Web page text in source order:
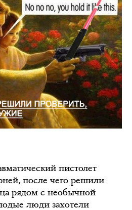
пистолет
после чего решили
рядом с необычной
люди захотели